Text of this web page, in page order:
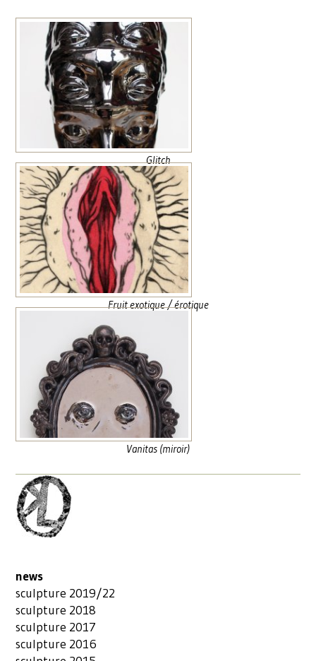
Glitch
Fruit exotique / érotique
Vanitas (miroir)
news
sculpture 2019/22
sculpture 2018
sculpture 2017
sculpture 2016